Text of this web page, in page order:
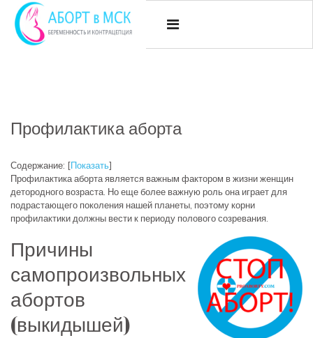
Профилактика аборта
Содержание: [Показать]
Профилактика аборта является важным фактором в жизни женщин
детородного возраста. Но еще более важную роль она играет для
подрастающего поколения нашей планеты, поэтому корни
профилактики должны вести к периоду полового созревания.
Причины
самопроизвольных
абортов
(выкидышей)